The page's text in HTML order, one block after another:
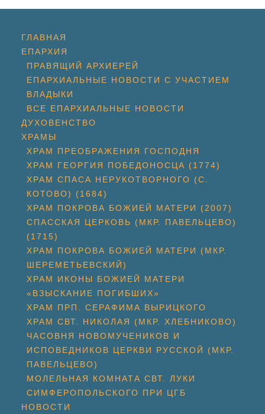
ГЛАВНАЯ
ЕПАРХИЯ
ПРАВЯЩИЙ АРХИЕРЕЙ
ЕПАРХИАЛЬНЫЕ НОВОСТИ С УЧАСТИЕМ
ВЛАДЫКИ
ВСЕ ЕПАРХИАЛЬНЫЕ НОВОСТИ
ДУХОВЕНСТВО
ХРАМЫ
ХРАМ ПРЕОБРАЖЕНИЯ ГОСПОДНЯ
ХРАМ ГЕОРГИЯ ПОБЕДОНОСЦА (1774)
ХРАМ СПАСА НЕРУКОТВОРНОГО (С.
КОТОВО) (1684)
ХРАМ ПОКРОВА БОЖИЕЙ МАТЕРИ (2007)
СПАССКАЯ ЦЕРКОВЬ (МКР. ПАВЕЛЬЦЕВО)
(1715)
ХРАМ ПОКРОВА БОЖИЕЙ МАТЕРИ (МКР.
ШЕРЕМЕТЬЕВСКИЙ)
ХРАМ ИКОНЫ БОЖИЕЙ МАТЕРИ
«ВЗЫСКАНИЕ ПОГИБШИХ»
ХРАМ ПРП. СЕРАФИМА ВЫРИЦКОГО
ХРАМ СВТ. НИКОЛАЯ (МКР. ХЛЕБНИКОВО)
ЧАСОВНЯ НОВОМУЧЕНИКОВ И
ИСПОВЕДНИКОВ ЦЕРКВИ РУССКОЙ (МКР.
ПАВЕЛЬЦЕВО)
МОЛЕЛЬНАЯ КОМНАТА СВТ. ЛУКИ
СИМФЕРОПОЛЬСКОГО ПРИ ЦГБ
НОВОСТИ